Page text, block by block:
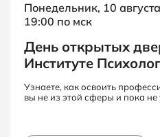
Понедельник, 10 августа
19:00 по мск
День открытых
Институте
Узнаете, как освоить
вы не из этой сферы и пока не